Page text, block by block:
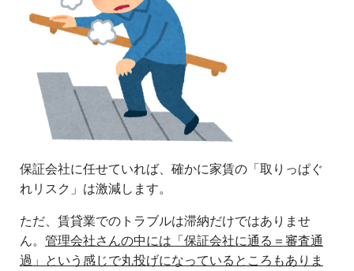
保証会社に任せていれば、確かに家賃の「取りっぱぐ
れリスク」は激減します。
ただ、賃貸業でのトラブルは滞納だけではありませ
ん。 管理会社さんの中には「保証会社に通る＝審査通
過」という感じで丸投げになっているところもありま